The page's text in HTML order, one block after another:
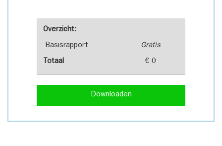
Overzicht:
Basisrapport Gratis
Totaal € 0
Downloaden